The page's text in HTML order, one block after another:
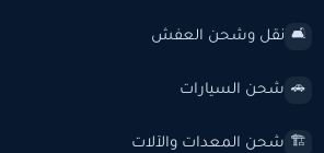
🛋️ نقل وشحن العفش
🚗 شحن السيارات
🏗️ شحن المعدات والآلات